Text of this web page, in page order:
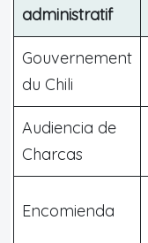
administratif
Gouvernement
du Chili
Audiencia de
Charcas
Encomienda